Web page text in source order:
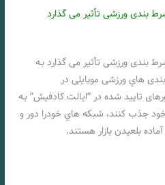
بندی ورزشی تأثیر می گذارد
بندی ورزشی تأثیر می گذارد بـه
هاي‌ ورزشی موبایلی در
تایید شده در “ایالت کادفیش” بـه
خود جذب کنند، شبکه هاي‌ خودرا دور و
بلعیدن بازار هستند.